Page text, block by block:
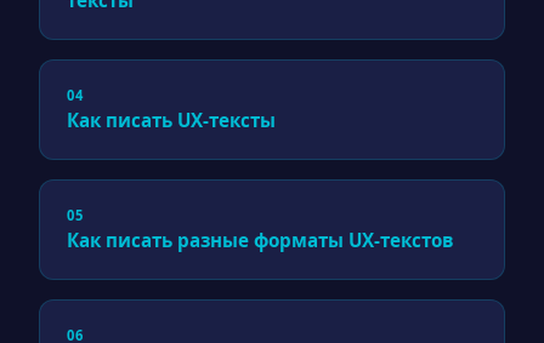
04
Как писать UX-тексты
05
Как писать разные форматы UX-текстов
06